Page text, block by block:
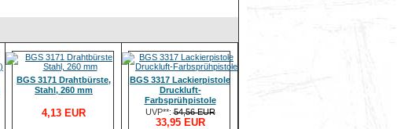
BGS 3171 Drahtbürste,
Stahl, 260 mm
4,13 EUR
BGS 3317 Lackierpistole
Druckluft-
Farbsprühpistole
UVP**:54,56 EUR
33,95 EUR